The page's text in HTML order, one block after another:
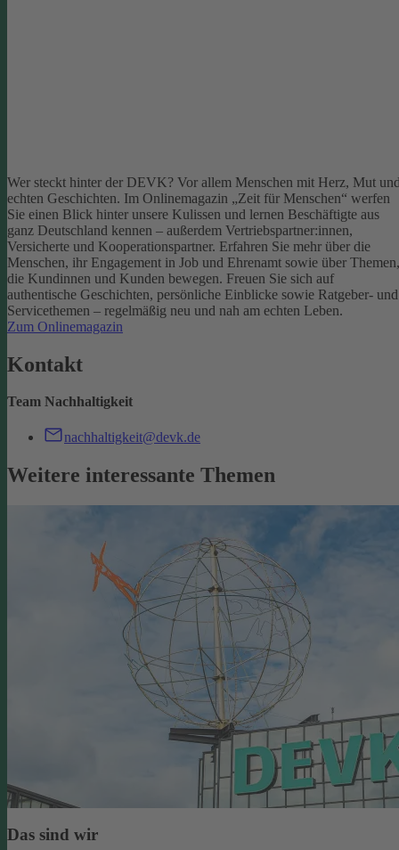
Wer steckt hinter der DEVK? Vor allem Menschen mit Herz, Mut
echten Geschichten. Im Onlinemagazin „Zeit für Menschen“ werfen
Sie einen Blick hinter unsere Kulissen und lernen Beschäftigte aus
ganz Deutschland kennen – außerdem Vertriebspartner:innen,
Versicherte und Kooperationspartner. Erfahren Sie mehr über die
Menschen, ihr Engagement in Job und Ehrenamt sowie über Themen,
die Kundinnen und Kunden bewegen. Freuen Sie sich auf
authentische Geschichten, persönliche Einblicke sowie Ratgeber- und
Servicethemen – regelmäßig neu und nah am echten Leben.
Zum Onlinemagazin
Kontakt
Team Nachhaltigkeit
nachhaltigkeit@devk.de
Weitere interessante Themen
Das sind wir